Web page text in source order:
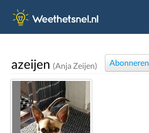
azeijen (Anja Zeijen) Abonneren